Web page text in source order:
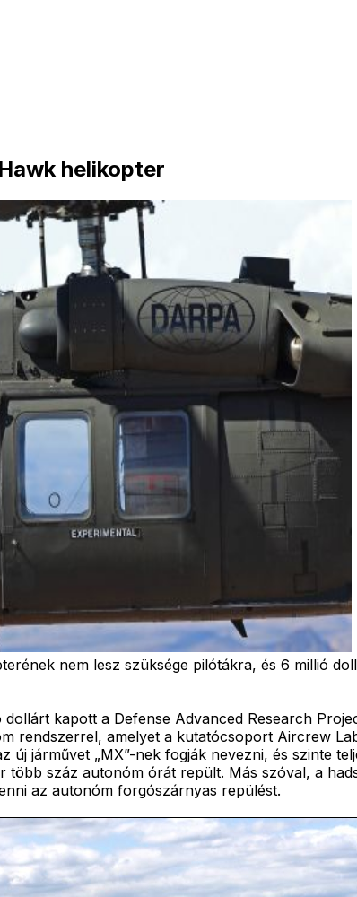
helikopter
nem lesz szüksége pilótákra, és 6 millió
dollárt kapott a Defense Advanced Research
rendszerrel, amelyet a kutatócsoport Aircrew
járművet „MX”-nek fogják nevezni, és szinte
több száz autonóm órát repült. Más szóval, a
az autonóm forgószárnyas repülést.